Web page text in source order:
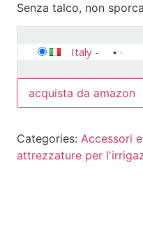
Senza talco, non
Italy-
acquista da amazon
Categories: Accessori
attrezzature per